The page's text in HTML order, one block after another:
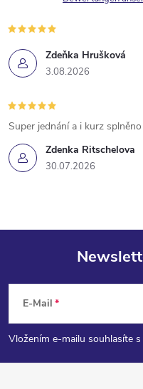
Zdeňka Hrušková
3.08.2026
Zdenka Ritschelova
30.07.2026
Super jednání a i kurz
F
u
ß
E-Mail
Vložením e-mailu souhlasíte s